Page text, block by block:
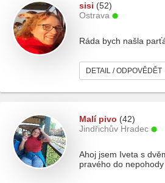
sisi (52)
Ostrava
Ráda bych našla
DETAIL / ODPOVĚDĚT
Malí pivo (42)
Jindřichův Hradec
Ahoj jsem Iveta s
pravého do